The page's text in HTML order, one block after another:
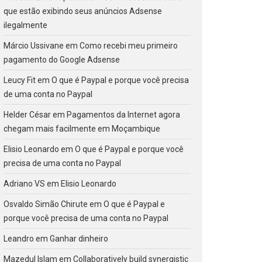
que estão exibindo seus anúncios Adsense
ilegalmente
Márcio Ussivane em Como recebi meu primeiro
pagamento do Google Adsense
Leucy Fitem O que é Paypal e porque você precisa
de uma conta no Paypal
Helder Césarem Pagamentos da Internet agora
chegam mais facilmente em Moçambique
Elisio Leonardo em O que é Paypal e porque você
precisa de uma conta no Paypal
Adriano VS em Elisio Leonardo
Osvaldo Simão Chirute em O que é Paypal e
porque você precisa de uma conta no Paypal
Leandro em Ganhar dinheiro
Mazedul Islam em Collaboratively build synergistic